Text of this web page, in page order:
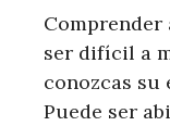
Comprender
ser difícil a
conozcas su
Puede ser